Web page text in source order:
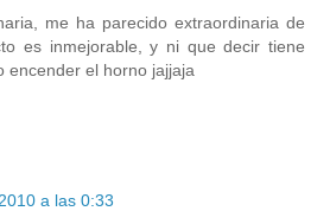
me ha parecido extraordinaria de
es inmejorable, y ni que decir tiene
encender el horno jajjaja
a las 0:33